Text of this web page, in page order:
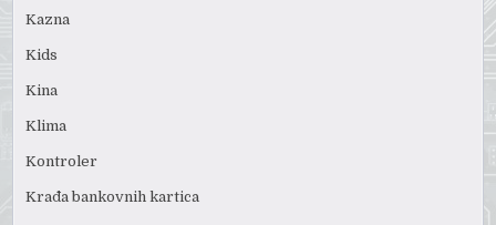
Kazna
Kids
Kina
Klima
Kontroler
Krađa bankovnih kartica